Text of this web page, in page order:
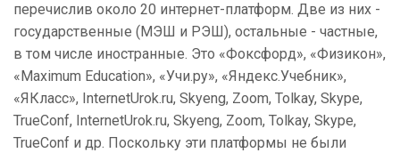
перечислив около 20 интернет-платформ. Две из них -
государственные (МЭШ и РЭШ), остальные - частные,
в том числе иностранные. Это «Фоксфорд», «Физикон»,
«Maximum Education», «Учи.ру», «Яндекс.Учебник»,
«ЯКласс», InternetUrok.ru, Skyeng, Zoom, Tolkay, Skype,
TrueConf, InternetUrok.ru, Skyeng, Zoom, Tolkay, Skype,
TrueConf и др. Поскольку эти платформы не были